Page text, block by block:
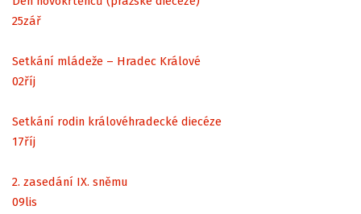
25zář
Setkání mládeže – Hradec Králové
02říj
Setkání rodin královéhradecké diecéze
17říj
2. zasedání IX. sněmu
09lis